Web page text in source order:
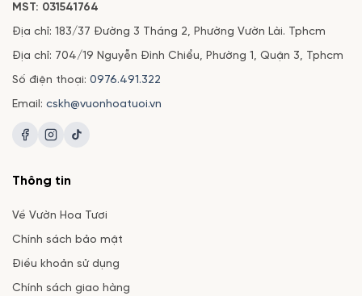
MST: 031541764
Địa chỉ: 183/37 Đường 3 Tháng 2, Phường Vườn Lài. Tphcm
Địa chỉ: 704/19 Nguyễn Đình Chiểu, Phường 1, Quận 3, Tphcm
Số điện thoại: 0976.491.322
Email: cskh@vuonhoatuoi.vn
Thông tin
Về Vườn Hoa Tươi
Chính sách bảo mật
Điều khoản sử dụng
Chính sách giao hàng